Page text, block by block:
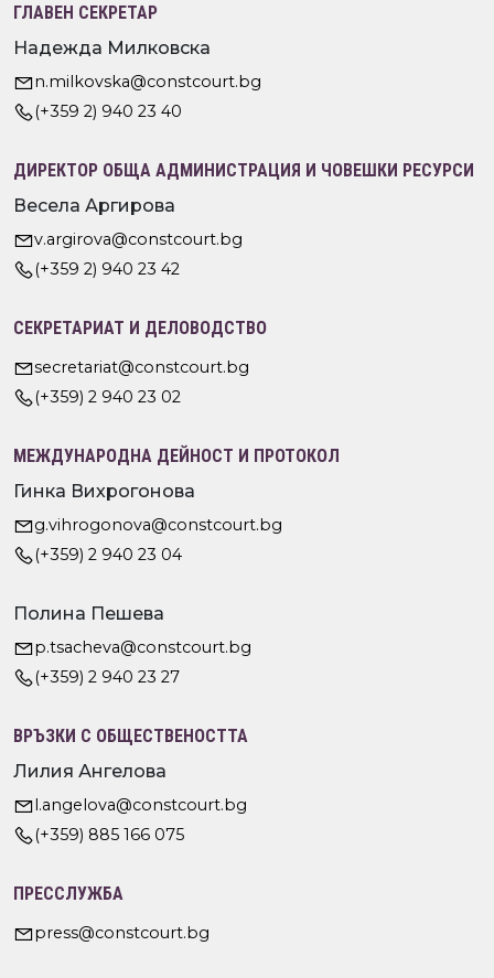
ГЛАВЕН СЕКРЕТАР
Надежда Милковска
n.milkovska@constcourt.bg
(+359 2) 940 23 40
ДИРЕКТОР ОБЩА АДМИНИСТРАЦИЯ И ЧОВЕШКИ РЕСУРСИ
Весела Аргирова
v.argirova@constcourt.bg
(+359 2) 940 23 42
СЕКРЕТАРИАТ И ДЕЛОВОДСТВО
secretariat@constcourt.bg
(+359) 2 940 23 02
МЕЖДУНАРОДНА ДЕЙНОСТ И ПРОТОКОЛ
Гинка Вихрогонова
g.vihrogonova@constcourt.bg
(+359) 2 940 23 04
Полина Пешева
p.tsacheva@constcourt.bg
(+359) 2 940 23 27
ВРЪЗКИ С ОБЩЕСТВЕНОСТТА
Лилия Ангелова
l.angelova@constcourt.bg
(+359) 885 166 075
ПРЕССЛУЖБА
press@constcourt.bg